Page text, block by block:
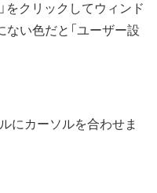
をクリックしてウィンド
ない色だと「ユーザー設
にカーソルを合わせま